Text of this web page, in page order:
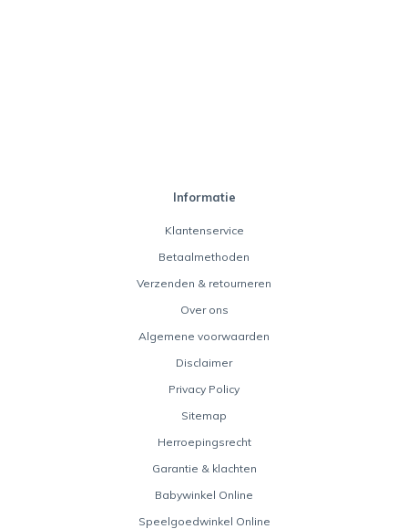
Informatie
Klantenservice
Betaalmethoden
Verzenden & retourneren
Over ons
Algemene voorwaarden
Disclaimer
Privacy Policy
Sitemap
Herroepingsrecht
Garantie & klachten
Babywinkel Online
Speelgoedwinkel Online